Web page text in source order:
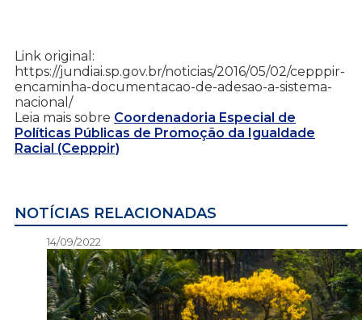
Link original:
https://jundiai.sp.gov.br/noticias/2016/05/02/cepppir-
encaminha-documentacao-de-adesao-a-sistema-
nacional/
Leia mais sobre Coordenadoria Especial de
Políticas Públicas de Promoção da Igualdade
Racial (Cepppir)
NOTÍCIAS RELACIONADAS
14/09/2022